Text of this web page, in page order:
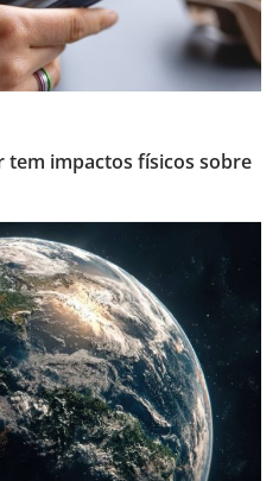
tem impactos físicos sobre